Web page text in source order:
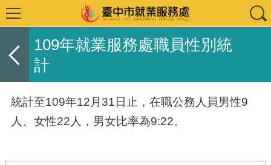
109年就業服務處職員性別統
計
統計至109年12月31日止，在職公務人員男性9
人、女性22人，男女比率為9:22。